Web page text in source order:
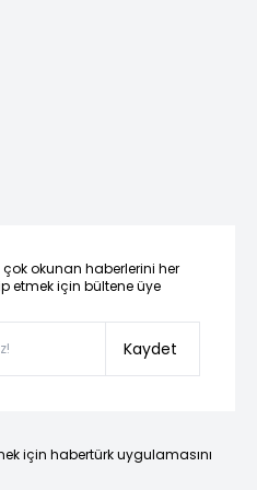
okunan haberlerini her
etmek için bültene üye
Kaydet
için habertürk uygulamasını